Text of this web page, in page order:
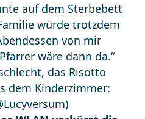
auf dem Sterbebett
würde trotzdem
von mir
wäre dann da.“
das Risotto
dem Kinderzimmer:
)